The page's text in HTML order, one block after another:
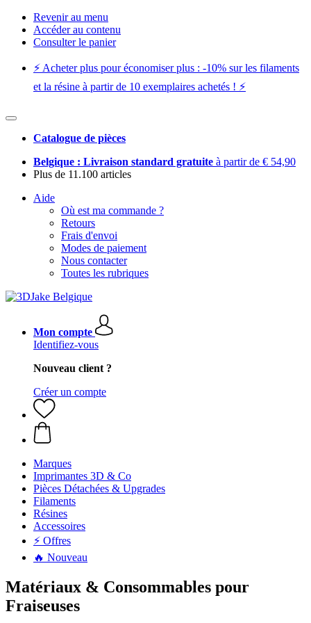
Revenir au menu
Accéder au contenu
Consulter le panier
⚡️ Acheter plus pour économiser plus : -10% sur les filaments
et la résine à partir de 10 exemplaires achetés ! ⚡️
Catalogue de pièces
Belgique : Livraison standard gratuite à partir de € 54,90
Plus de 11.100 articles
Aide
Où est ma commande ?
Retours
Frais d'envoi
Modes de paiement
Nous contacter
Toutes les rubriques
Mon compte
Identifiez-vous
Nouveau client ?
Créer un compte
Marques
Imprimantes 3D & Co
Pièces Détachées & Upgrades
Filaments
Résines
Accessoires
⚡ Offres
🔥 Nouveau
Matériaux & Consommables pour
Fraiseuses